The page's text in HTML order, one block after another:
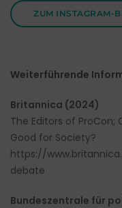
ZUM INSTAGRAM-
Weiterführende
Britannica (2024)
The Editors of
Good for Society?
https://
debate
Bundeszentrale für